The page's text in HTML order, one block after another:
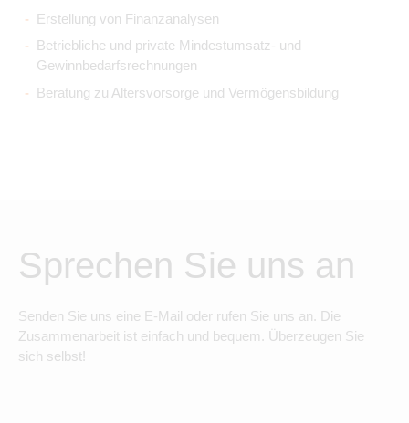
Erstellung von Finanzanalysen
Betriebliche und private Mindestumsatz- und
Gewinnbedarfsrechnungen
Beratung zu Altersvorsorge und Vermögensbildung
Sprechen Sie uns an
Senden Sie uns eine E-Mail oder rufen Sie uns an. Die
Zusammenarbeit ist einfach und bequem. Überzeugen Sie
sich selbst!